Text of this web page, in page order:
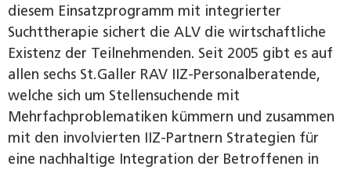
diesem Einsatzprogramm mit integrierter
Suchttherapie sichert die ALV die wirtschaftliche
Existenz der Teilnehmenden. Seit 2005 gibt es auf
allen sechs St. Galler RAV IIZ-Personalberatende,
welche sich um Stellensuchende mit
Mehrfachproblematiken kümmern und zusammen
mit den involvierten IIZ-Partnern Strategien für
eine nachhaltige Integration der Betroffenen in